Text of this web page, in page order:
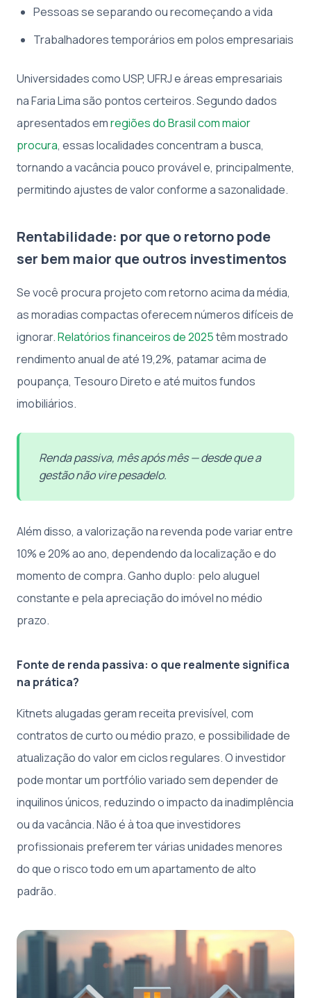
Pessoas se separando ou recomeçando a vida
Trabalhadores temporários em polos empresariais
Universidades como USP, UFRJ e áreas empresariais
na Faria Lima são pontos certeiros. Segundo dados
apresentados emregiões do Brasil com maior
procura, essas localidades concentram a busca,
tornando a vacância pouco provável e, principalmente,
permitindo ajustes de valor conforme a sazonalidade.
Rentabilidade: por que o retorno pode
ser bem maior que outros investimentos
Se você procura projeto com retorno acima da média,
as moradias compactas oferecem números difíceis de
ignorar.Relatórios financeiros de 2025têm mostrado
rendimento anual de até 19,2%, patamar acima de
poupança, Tesouro Direto e até muitos fundos
imobiliários.
Renda passiva, mês após mês — desde que a
gestão não vire pesadelo.
Além disso, a valorização na revenda pode variar entre
10% e 20% ao ano, dependendo da localização e do
momento de compra. Ganho duplo: pelo aluguel
constante e pela apreciação do imóvel no médio
prazo.
Fonte de renda passiva: o que realmente significa
na prática?
Kitnets alugadas geram receita previsível, com
contratos de curto ou médio prazo, e possibilidade de
atualização do valor em ciclos regulares. O investidor
pode montar um portfólio variado sem depender de
inquilinos únicos, reduzindo o impacto da inadimplência
ou da vacância. Não é à toa que investidores
profissionais preferem ter várias unidades menores
do que o risco todo em um apartamento de alto
padrão.